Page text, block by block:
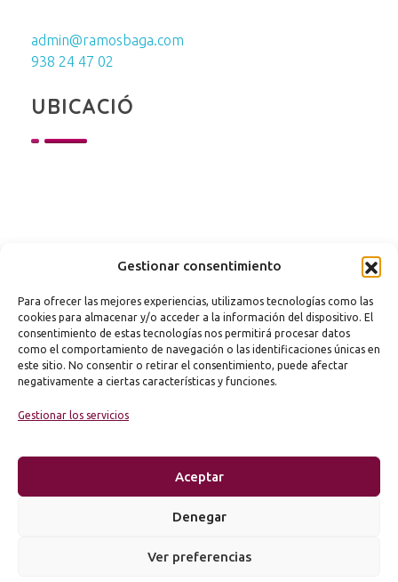
Gestionar consentimiento
Para ofrecer las mejores experiencias, utilizamos tecnologías como las
cookies para almacenar y/o acceder a la información del dispositivo. El
consentimiento de estas tecnologías nos permitirá procesar datos
como el comportamiento de navegación o las identificaciones únicas en
este sitio. No consentir o retirar el consentimiento, puede afectar
negativamente a ciertas características y funciones.
Gestionar los servicios
Aceptar
Denegar
Ver preferencias
admin@ramosbaga.com
938 24 47 02
UBICACIÓ